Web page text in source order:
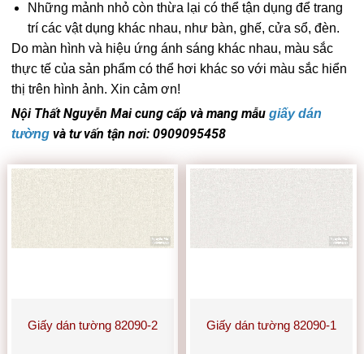
Những mảnh nhỏ còn thừa lại có thể tận dụng để trang
trí các vật dụng khác nhau, như bàn, ghế, cửa sổ, đèn.
Do màn hình và hiệu ứng ánh sáng khác nhau, màu sắc
thực tế của sản phẩm có thể hơi khác so với màu sắc hiển
thị trên hình ảnh. Xin cảm ơn!
Nội Thất Nguyễn Mai cung cấp và mang mẫugiấy dán
tường và tư vấn tận nơi: 0909095458
Giấy dán tường 82090-2 Giấy dán tường 82090-1